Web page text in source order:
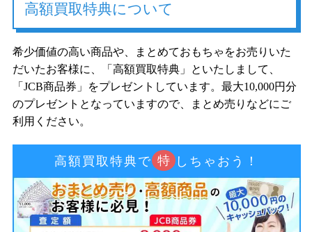
高額買取特典について
希少価値の高い商品や、まとめておもちゃをお売りいた
だいたお客様に、「高額買取特典」といたしまして、
「JCB商品券」をプレゼントしています。最大10,000円分
のプレゼントとなっていますので、まとめ売りなどにご
利用ください。
高額買取特典で 特 しちゃおう！